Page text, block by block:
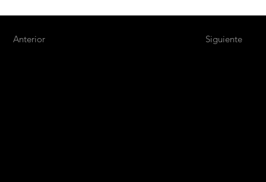
Anterior Siguiente